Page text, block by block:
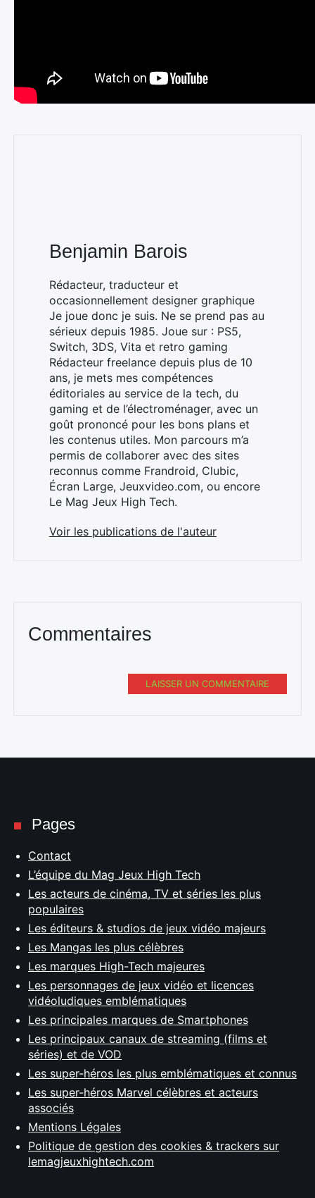
Benjamin Barois
Rédacteur, traducteur et
occasionnellement designer graphique
Je joue donc je suis. Ne se prend pas au
sérieux depuis 1985. Joue sur : PS5,
Switch, 3DS, Vita et retro gaming
Rédacteur freelance depuis plus de 10
ans, je mets mes compétences
éditoriales au service de la tech, du
gaming et de l’électroménager, avec un
goût prononcé pour les bons plans et
les contenus utiles. Mon parcours m’a
permis de collaborer avec des sites
reconnus comme Frandroid, Clubic,
Écran Large, Jeuxvideo.com, ou encore
Le Mag Jeux High Tech.
Voir les publications de l'auteur
Commentaires
LAISSER UN COMMENTAIRE
Pages
Contact
L’équipe du Mag Jeux High Tech
Les acteurs de cinéma, TV et séries les plus
populaires
Les éditeurs & studios de jeux vidéo majeurs
Les Mangas les plus célèbres
Les marques High-Tech majeures
Les personnages de jeux vidéo et licences
vidéoludiques emblématiques
Les principales marques de Smartphones
Les principaux canaux de streaming (films et
séries) et de VOD
Les super-héros les plus emblématiques et connus
Les super-héros Marvel célèbres et acteurs
associés
Mentions Légales
Politique de gestion des cookies & trackers sur
lemagjeuxhightech.com
Rechercher